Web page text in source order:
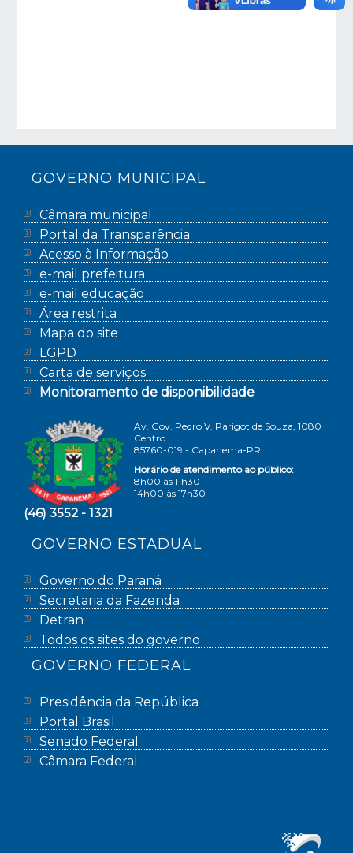
GOVERNO MUNICIPAL
Câmara municipal
Portal da Transparência
Acesso à Informação
e-mail prefeitura
e-mail educação
Área restrita
Mapa do site
LGPD
Carta de serviços
Monitoramento de disponibilidade
Av. Gov. Pedro V. Parigot de Souza, 1080
Centro
85760-019 - Capanema-PR
Horário de atendimento ao público:
8h00 às 11h30
14h00 às 17h30
(46) 3552 - 1321
GOVERNO ESTADUAL
Governo do Paraná
Secretaria da Fazenda
Detran
Todos os sites do governo
GOVERNO FEDERAL
Presidência da República
Portal Brasil
Senado Federal
Câmara Federal